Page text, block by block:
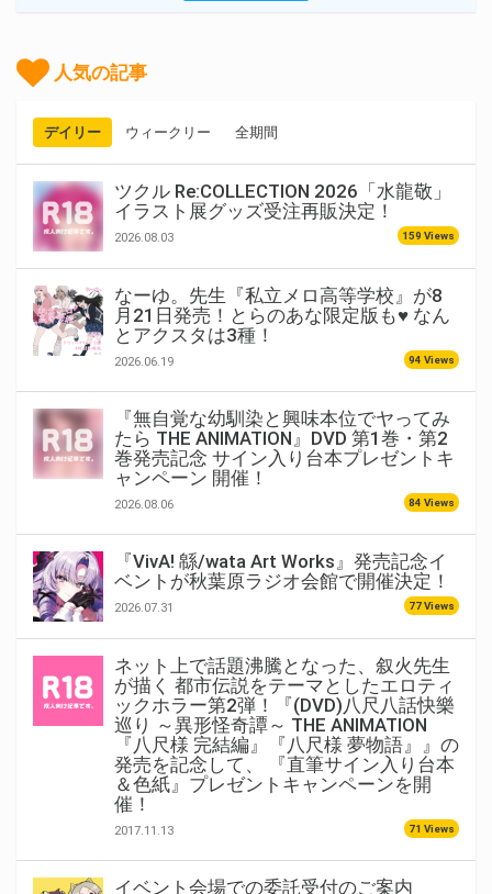
人気の記事
デイリー ウィークリー 全期間
ツクル Re:COLLECTION 2026「水龍敬」
イラスト展グッズ受注再販決定！
2026.08.03 159 Views
なーゆ。先生『私立メロ高等学校』が8
月21日発売！とらのあな限定版も♥ なん
とアクスタは3種！
2026.06.19 94 Views
『無自覚な幼馴染と興味本位でヤってみ
たら THE ANIMATION』DVD 第1巻・第2
巻発売記念 サイン入り台本プレゼントキ
ャンペーン 開催！
2026.08.06 84 Views
『VivA! 緜/wata Art Works』発売記念イ
ベントが秋葉原ラジオ会館で開催決定！
2026.07.31 77 Views
ネット上で話題沸騰となった、叙火先生
が描く 都市伝説をテーマとしたエロティ
ックホラー第2弾！『(DVD)八尺八話快樂
巡り ～異形怪奇譚～ THE ANIMATION
『八尺様 完結編』『八尺様 夢物語』』の
発売を記念して、 『直筆サイン入り台本
＆色紙』プレゼントキャンペーンを開
催！
2017.11.13 71 Views
イベント会場での委託受付のご案内